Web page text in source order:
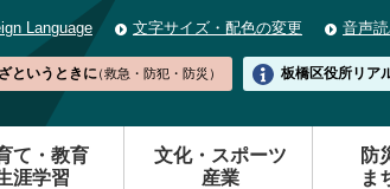
Language 文字サイズ・配色の変更 音声
というときに（救急・防犯・防災） 板橋区役所リア
て・教育
涯学習
文化・スポーツ
産業
防
ま